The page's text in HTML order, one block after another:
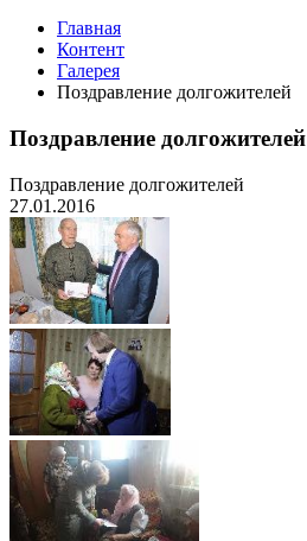
Главная
Контент
Галерея
Поздравление долгожителей
Поздравление долгожителей
Поздравление долгожителей
27.01.2016